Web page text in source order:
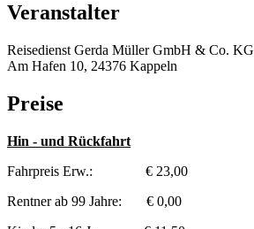
Veranstalter
Reisedienst Gerda Müller GmbH & Co. KG
Am Hafen 10, 24376 Kappeln
Preise
Hin - und Rückfahrt
Fahrpreis Erw.: € 23,00
Rentner ab 99 Jahre: € 0,00